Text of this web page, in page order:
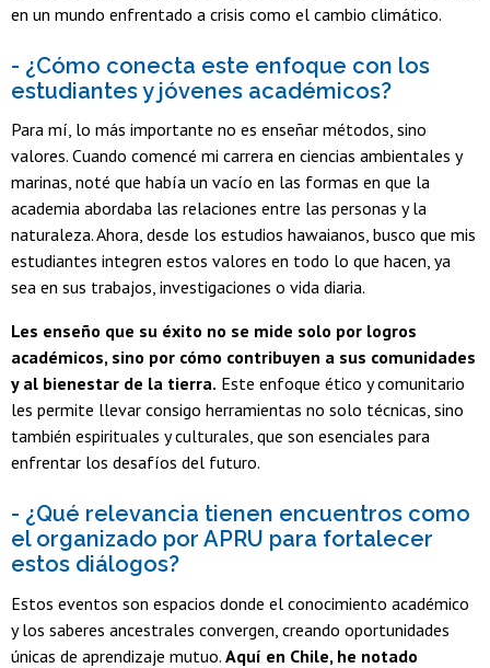
en un mundo enfrentado a crisis como el cambio climático.
- ¿Cómo conecta este enfoque con los
estudiantes y jóvenes académicos?
Para mí, lo más importante no es enseñar métodos, sino
valores. Cuando comencé mi carrera en ciencias ambientales y
marinas, noté que había un vacío en las formas en que la
academia abordaba las relaciones entre las personas y la
naturaleza. Ahora, desde los estudios hawaianos, busco que mis
estudiantes integren estos valores en todo lo que hacen, ya
sea en sus trabajos, investigaciones o vida diaria.
Les enseño que su éxito no se mide solo por logros
académicos, sino por cómo contribuyen a sus comunidades
y al bienestar de la tierra. Este enfoque ético y comunitario
les permite llevar consigo herramientas no solo técnicas, sino
también espirituales y culturales, que son esenciales para
enfrentar los desafíos del futuro.
- ¿Qué relevancia tienen encuentros como
el organizado por APRU para fortalecer
estos diálogos?
Estos eventos son espacios donde el conocimiento académico
y los saberes ancestrales convergen, creando oportunidades
únicas de aprendizaje mutuo. Aquí en Chile, he notado